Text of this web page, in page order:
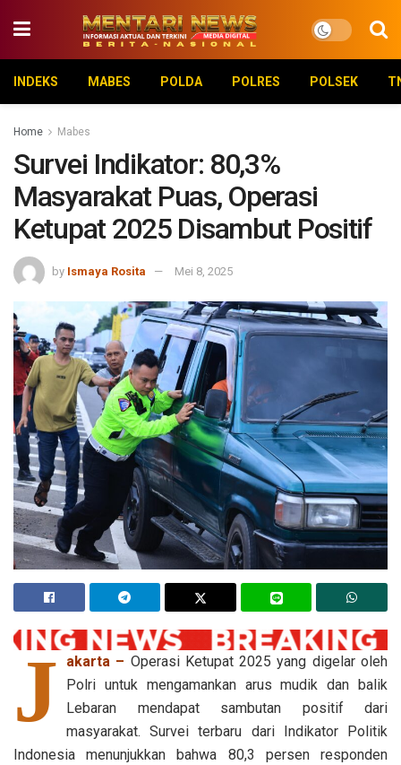
INDEKS MABES POLDA POLRES POLSEK
Home Mabes
Survei Indikator: 80,3%
Masyarakat Puas, Operasi
Ketupat 2025 Disambut Positif
by Ismaya Rosita Mei 8, 2025
J akarta – Operasi Ketupat 2025 yang digelar oleh
Polri untuk mengamankan arus mudik dan balik
Lebaran mendapat sambutan positif dari
masyarakat. Survei terbaru dari Indikator Politik
Indonesia menunjukkan bahwa 80,3 persen responden